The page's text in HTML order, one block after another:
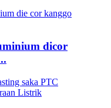
dicor